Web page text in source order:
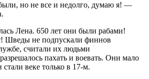
но не все и недолго, думаю я! —
Лена. 650 лет они были рабами!
Шведы не подпускали финнов
считали их людьми
пахать и воевать. Они мало
веке только в 17-м.